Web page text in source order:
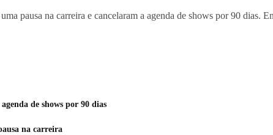
pausa na carreira e cancelaram a agenda de shows por 90 dias.
de shows por 90 dias
na carreira